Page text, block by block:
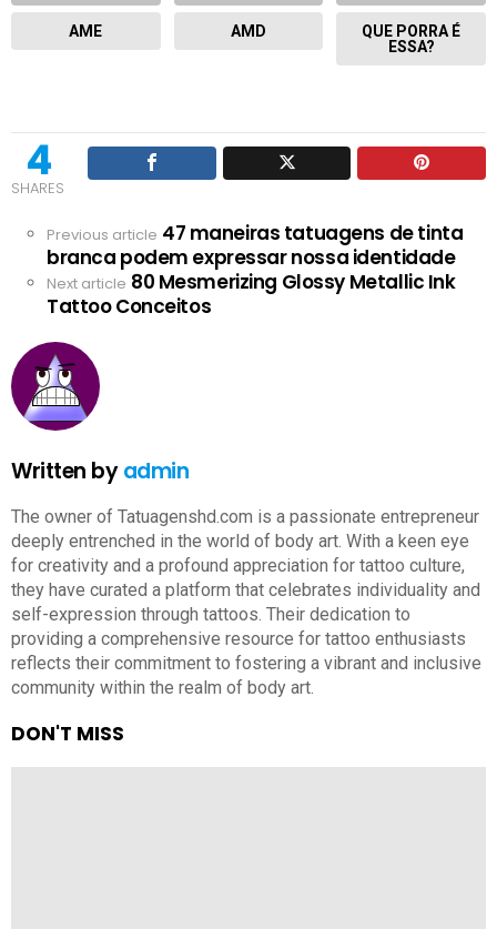
AME AMD
QUE PORRA É
ESSA?
4
SHARES
See
more
Previous article 47 maneiras tatuagens de tinta
branca podem expressar nossa identidade
Next article 80 Mesmerizing Glossy Metallic Ink
Tattoo Conceitos
Written byadmin
The owner of Tatuagenshd.com is a passionate entrepreneur
deeply entrenched in the world of body art. With a keen eye
for creativity and a profound appreciation for tattoo culture,
they have curated a platform that celebrates individuality and
self-expression through tattoos. Their dedication to
providing a comprehensive resource for tattoo enthusiasts
reflects their commitment to fostering a vibrant and inclusive
community within the realm of body art.
DON'T MISS